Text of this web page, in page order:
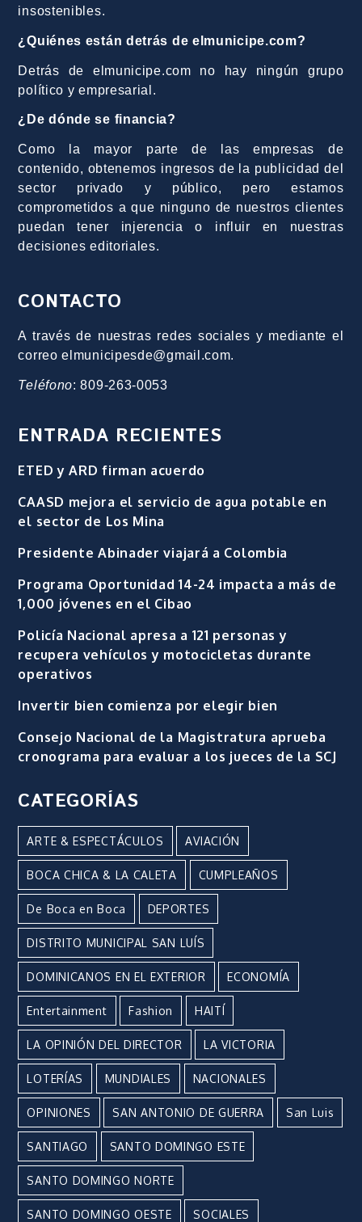
insostenibles.
¿Quiénes están detrás de elmunicipe.com?
Detrás de elmunicipe.com no hay ningún grupo
político y empresarial.
¿De dónde se financia?
Como la mayor parte de las empresas de
contenido, obtenemos ingresos de la publicidad del
sector privado y público, pero estamos
comprometidos a que ninguno de nuestros clientes
puedan tener injerencia o influir en nuestras
decisiones editoriales.
CONTACTO
A través de nuestras redes sociales y mediante el
correo elmunicipesde@gmail.com.
Teléfono: 809-263-0053
ENTRADA RECIENTES
ETED y ARD firman acuerdo
CAASD mejora el servicio de agua potable en
el sector de Los Mina
Presidente Abinader viajará a Colombia
Programa Oportunidad 14-24 impacta a más de
1,000 jóvenes en el Cibao
Policía Nacional apresa a 121 personas y
recupera vehículos y motocicletas durante
operativos
Invertir bien comienza por elegir bien
Consejo Nacional de la Magistratura aprueba
cronograma para evaluar a los jueces de la SCJ
CATEGORÍAS
ARTE & ESPECTÁCULOS AVIACIÓN
BOCA CHICA & LA CALETA CUMPLEAÑOS
De Boca en Boca DEPORTES
DISTRITO MUNICIPAL SAN LUÍS
DOMINICANOS EN EL EXTERIOR ECONOMÍA
Entertainment Fashion HAITÍ
LA OPINIÓN DEL DIRECTOR LA VICTORIA
LOTERÍAS MUNDIALES NACIONALES
OPINIONES SAN ANTONIO DE GUERRA San Luis
SANTIAGO SANTO DOMINGO ESTE
SANTO DOMINGO NORTE
SANTO DOMINGO OESTE SOCIALES